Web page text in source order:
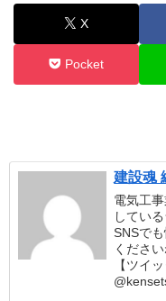
X
Pocket
建設魂
電気工
してい
SNSで
ください
【ツイ